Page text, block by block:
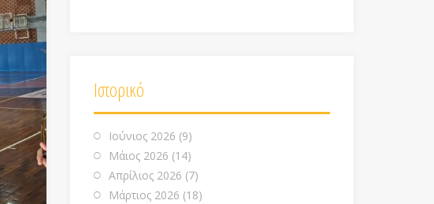
Ιστορικό
Ιούνιος 2026 (9)
Μάιος 2026 (14)
Απρίλιος 2026 (7)
Μάρτιος 2026 (18)